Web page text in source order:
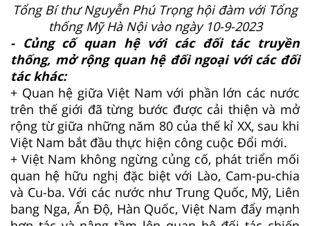
Tổng Bí thư Nguyễn Phú Trọng hội đàm với Tổng
thống Mỹ Hà Nội vào ngày 10-9-2023
- Củng cố quan hệ với các đối tác truyền
thống, mở rộng quan hệ đối ngoại với các đối
tác khác:
+ Quan hệ giữa Việt Nam với phần lớn các nước
trên thế giới đã từng bước được cải thiện và mở
rộng từ giữa những năm 80 của thế kỉ XX, sau khi
Việt Nam bắt đầu thực hiện công cuộc Đổi mới.
+ Việt Nam không ngừng củng cố, phát triển mối
quan hệ hữu nghị đặc biệt với Lào, Cam-pu-chia
và Cu-ba. Với các nước như Trung Quốc, Mỹ, Liên
bang Nga, Ấn Độ, Hàn Quốc, Việt Nam đẩy mạnh